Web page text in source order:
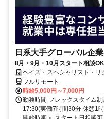
日系大手グローバル企
8月・9月・10月スタート相談
イン／週1～2日勤務】IFRSアド
ヘイズ・スペシャリスト・
フルリモート
時給5,000円～7,000円
勤務時間 フレックスタイム
17:30(実働7時間30分 休憩1